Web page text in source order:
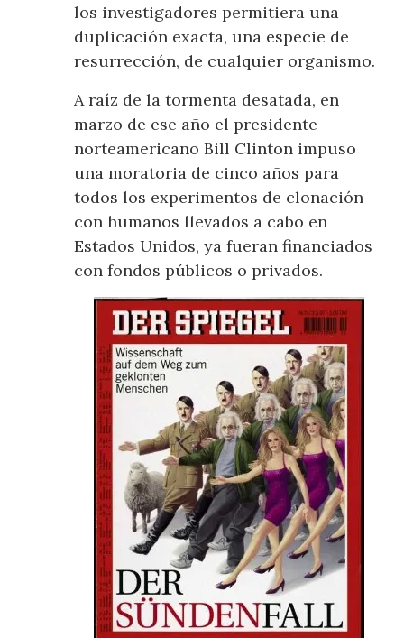
los investigadores permitiera una
duplicación exacta, una especie de
resurrección, de cualquier organismo.
A raíz de la tormenta desatada, en
marzo de ese año el presidente
norteamericano Bill Clinton impuso
una moratoria de cinco años para
todos los experimentos de clonación
con humanos llevados a cabo en
Estados Unidos, ya fueran financiados
con fondos públicos o privados.